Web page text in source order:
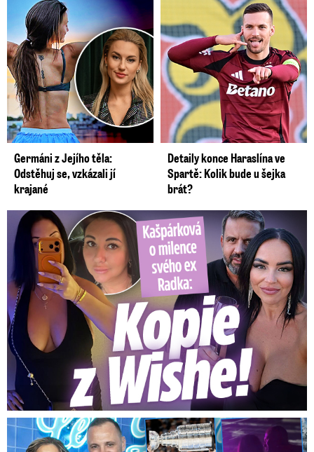
Germáni z Jejího těla:
Odstěhuj se, vzkázali jí
krajané
Detaily konce Haraslína ve
Spartě: Kolik bude u šejka
brát?
Kašpárková o milence svého ex Radka: Kopie z Wishe!
Na Gáboríka se sypou obvinění z nevěry: Reakce manželky!